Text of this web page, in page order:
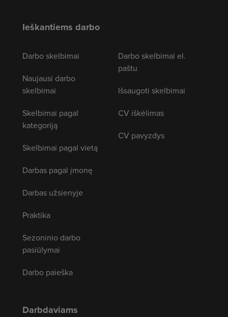
Ieškantiems darbo
Darbo skelbimai
Naujausi darbo
skelbimai
Skelbimai pagal
kategoriją
Skelbimai pagal vietą
Darbas pagal įmonę
Darbas užsienyje
Praktika
Sezoninio darbo
pasiūlymai
Darbo paieška
Darbo skelbimai el.
paštu
Išsaugoti skelbimai
CV iškėlimas
CV pavyzdys
Darbdaviams